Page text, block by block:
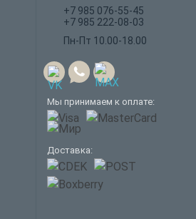
+7 985 076-55-45
+7 985 222-08-03
Пн-Пт 10.00-18.00
Мы принимаем к оплате:
Доставка: